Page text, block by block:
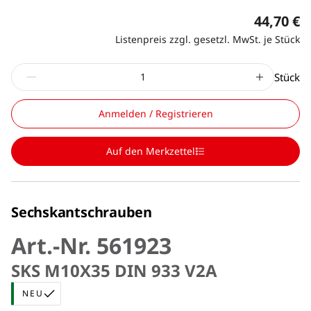
44,70 €
Listenpreis zzgl. gesetzl. MwSt. je Stück
Stück
Anmelden / Registrieren
Auf den Merkzettel
Sechskantschrauben
Art.-Nr. 561923
SKS M10X35 DIN 933 V2A
NEU